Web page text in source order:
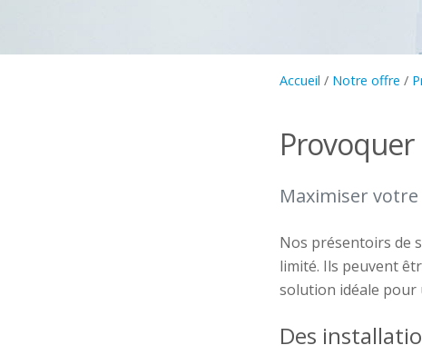
Accueil / Notre offre /
Provoquer
Maximiser
Nos présentoirs de
limité. Ils peuvent
solution idéale pour
Des